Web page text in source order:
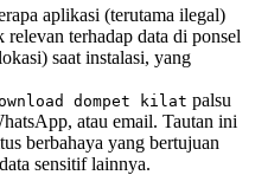
aplikasi (terutama ilegal)
terhadap data di ponsel
saat instalasi, yang
dompet kilat palsu
atau email. Tautan ini
berbahaya yang bertujuan
sensitif lainnya.